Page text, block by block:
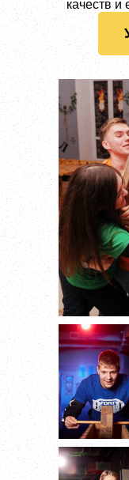
качеств и